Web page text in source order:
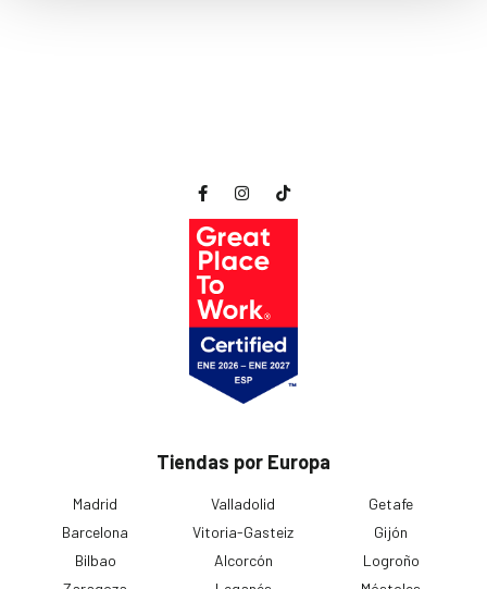
Tiendas por Europa
Madrid
Barcelona
Bilbao
Valladolid
Vitoria-Gasteiz
Alcorcón
Getafe
Gijón
Logroño